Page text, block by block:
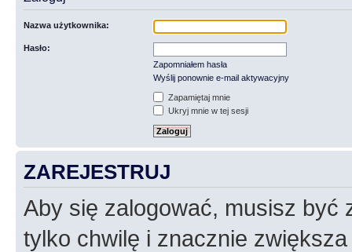
Nazwa użytkownika:
Hasło:
Zapomniałem hasła
Wyślij ponownie e-mail aktywacyjny
Zapamiętaj mnie
Ukryj mnie w tej sesji
ZAREJESTRUJ
Aby się zalogować, musisz być
tylko chwilę i znacznie